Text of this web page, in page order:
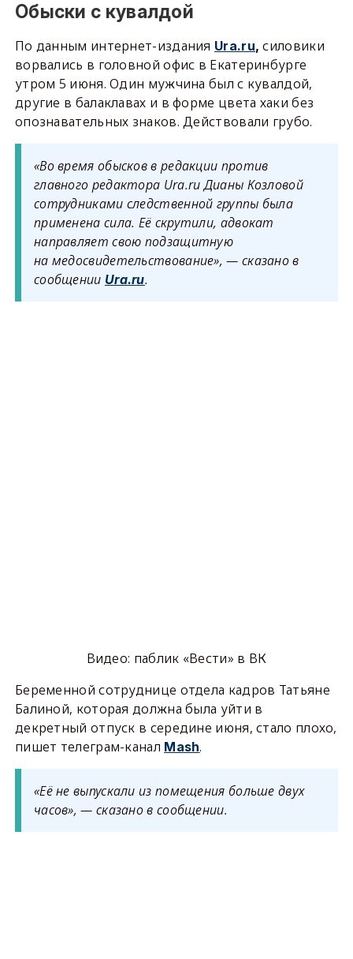
Обыски с кувалдой
По данным интернет-издания Ura.ru, силовики
ворвались в головной офис в Екатеринбурге
утром 5 июня. Один мужчина был с кувалдой,
другие в балаклавах и в форме цвета хаки без
опознавательных знаков. Действовали грубо.
«Во время обысков в редакции против
главного редактора Ura.ru Дианы Козловой
сотрудниками следственной группы была
применена сила. Её скрутили, адвокат
направляет свою подзащитную
на медосвидетельствование», — сказано в
сообщении Ura.ru.
Видео: паблик «Вести» в ВК
Беременной сотруднице отдела кадров Татьяне
Балиной, которая должна была уйти в
декретный отпуск в середине июня, стало плохо,
пишет телеграм-канал Mash.
«Её не выпускали из помещения больше двух
часов», — сказано в сообщении.